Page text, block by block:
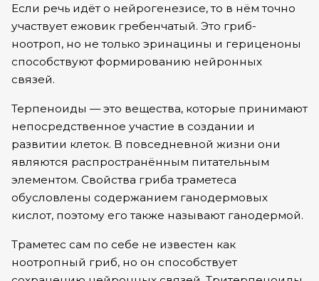
Если речь идёт о нейрогенезисе, то в нём точно
участвует ежовик гребенчатый. Это гриб-
ноотроп, но не только эринацины и гериценоны
способствуют формированию нейронных
связей.
Терпеноиды — это вещества, которые принимают
непосредственное участие в создании и
развитии клеток. В повседневной жизни они
являются распространённым питательным
элементом. Свойства гриба траметеса
обусловлены содержанием ганодермовых
кислот, поэтому его также называют ганодермой.
Траметес сам по себе не известен как
ноотропный гриб, но он способствует